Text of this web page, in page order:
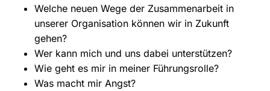
Welche neuen Wege der Zusammenarbeit in
unserer Organisation können wir in Zukunft
gehen?
Wer kann mich und uns dabei unterstützen?
Wie geht es mir in meiner Führungsrolle?
Was macht mir Angst?